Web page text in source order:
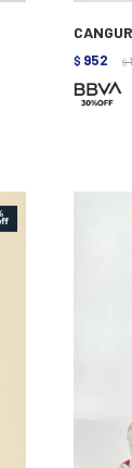
$ 952 $